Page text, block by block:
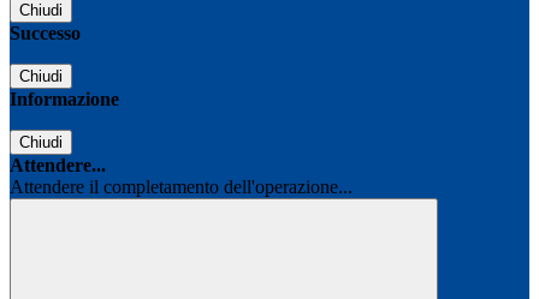
Chiudi
Successo
Chiudi
Informazione
Chiudi
Attendere...
Attendere il completamento dell'operazione...